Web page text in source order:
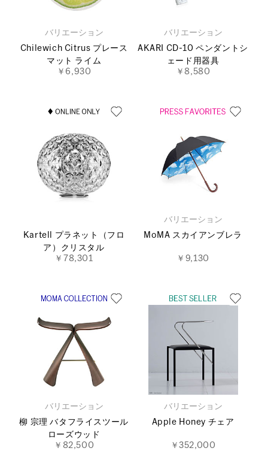
バリエーション
Chilewich Citrus プレース
マット ライム
￥6,930
バリエーション
AKARI CD-10 ペンダントシ
ェード用器具
￥8,580
Kartell プラネット（フロ
ア）クリスタル
￥78,301
バリエーション
MoMA スカイアンブレラ
￥9,130
バリエーション
柳 宗理 バタフライスツール
ローズウッド
￥82,500
バリエーション
Apple Honey チェア
￥352,000